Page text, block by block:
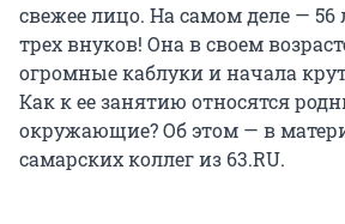
свежее лицо. На самом деле — 56
трех внуков! Она в своем
огромные каблуки и начала
Как к ее занятию относятся
окружающие? Об этом — в
самарских коллег из 63.RU.